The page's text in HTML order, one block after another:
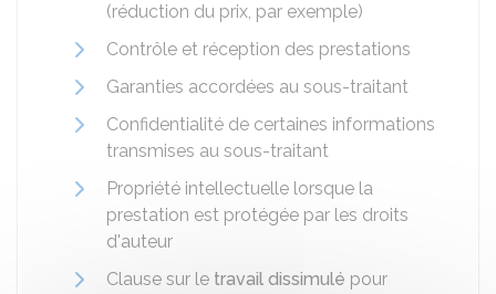
(réduction du prix, par exemple)
Contrôle et réception des prestations
Garanties accordées au sous-traitant
Confidentialité de certaines informations
transmises au sous-traitant
Propriété intellectuelle lorsque la
prestation est protégée par les droits
d'auteur
Clause sur le travail dissimulé pour